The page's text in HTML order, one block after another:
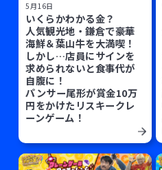
5月16日
いくらかわかる金？
人気観光地・鎌倉で豪華
海鮮＆葉山牛を大満喫！
しかし…店員にサインを
求められないと食事代が
自腹に！
パンサー尾形が賞金10万
円をかけたリスキークレ
ーンゲーム！